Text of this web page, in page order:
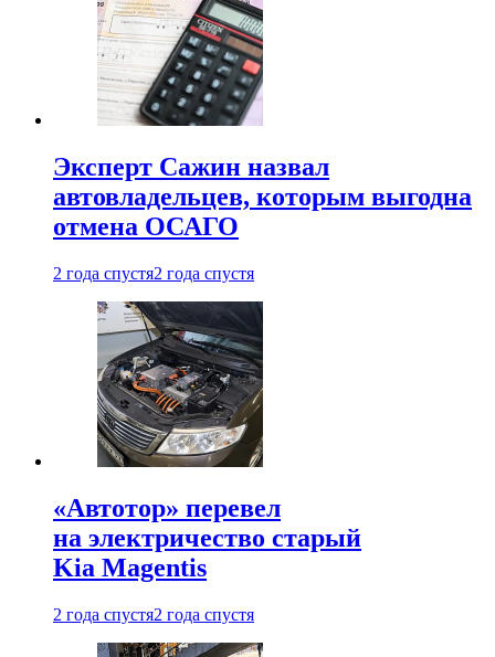
Эксперт Сажин назвал
автовладельцев, которым выгодна
отмена ОСАГО
2 года спустя2 года спустя
«Автотор» перевел
на электричество старый
Kia Magentis
2 года спустя2 года спустя